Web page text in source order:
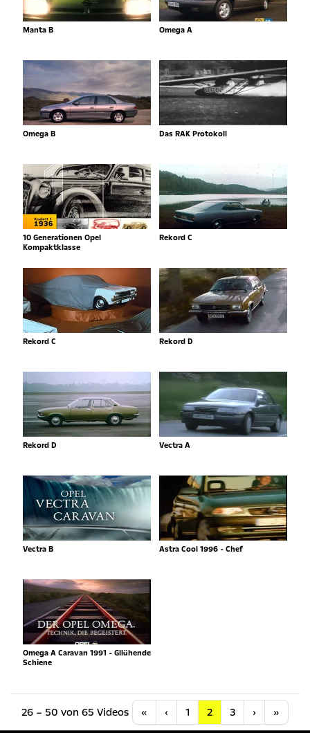
Manta B Omega A
Omega B Das RAK Protokoll
10 Generationen Opel
Kompaktklasse
Rekord C
Rekord C Rekord D
Rekord D Vectra A
Vectra B Astra Cool 1996 - Chef
Omega A Caravan 1991 - Gllühende
Schiene
26 – 50 von 65 Videos « Anfang
‹ Vorherige
1 2 3 ›Nächste
»